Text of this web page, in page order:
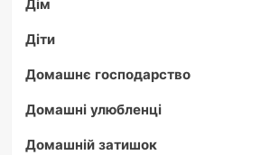
Дім
Діти
Домашнє господарство
Домашні улюбленці
Домашній затишок